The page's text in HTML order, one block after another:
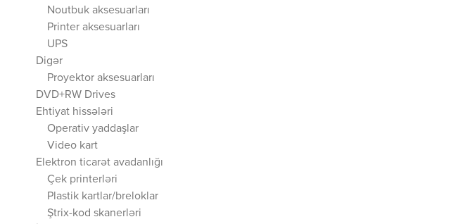
Noutbuk aksesuarları
Printer aksesuarları
UPS
Digər
Proyektor aksesuarları
DVD+RW Drives
Ehtiyat hissələri
Operativ yaddaşlar
Video kart
Elektron ticarət avadanlığı
Çek printerləri
Plastik kartlar/breloklar
Ştrix-kod skanerləri